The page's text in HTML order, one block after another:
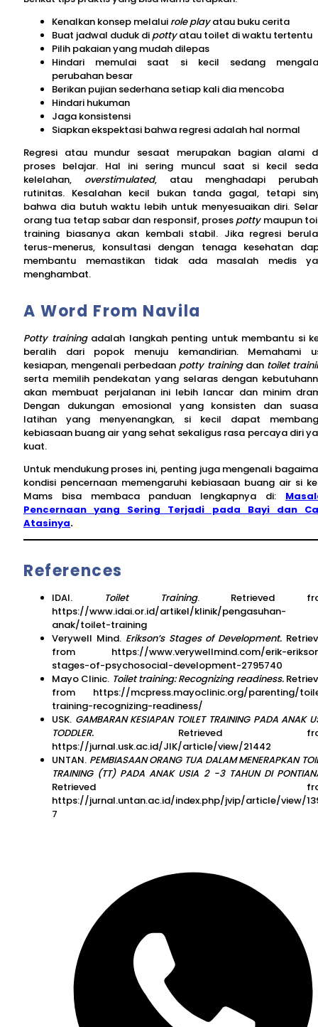
Kenalkan konsep melalui roleplayatau buku cerita
Buat jadwal duduk dipottyatau toilet di waktu tertentu
Pilih pakaian yang mudah dilepas
Hindari memulai saat si kecil sedang
perubahan besar
Berikan pujian sederhana setiap kali dia mencoba
Hindari hukuman
Jaga konsistensi
Siapkan ekspektasi bahwa regresi adalah hal normal
Regresi atau mundur sesaat merupakan bagian alami
proses belajar. Hal ini sering muncul saat si kecil
kelelahan, overstimulated, atau menghadapi
rutinitas. Kesalahan kecil bukan tanda gagal, tetapi
bahwa dia butuh waktu lebih untuk menyesuaikan diri.
orang tua tetap sabar dan responsif, prosespottymaupun
training biasanya akan kembali stabil. Jika regresi
terus-menerus, konsultasi dengan tenaga kesehatan
membantu memastikan tidak ada masalah medis
menghambat.
A Word From Navila
Potty training adalah langkah penting untuk membantu si
beralih dari popok menuju kemandirian. Memahami
kesiapan, mengenali perbedaanpotty trainingdan toilet
serta memilih pendekatan yang selaras dengan
akan membuat perjalanan ini lebih lancar dan minim
Dengan dukungan emosional yang konsisten dan
latihan yang menyenangkan, si kecil dapat
kebiasaan buang air yang sehat sekaligus rasa percaya diri
kuat.
Untuk mendukung proses ini, penting juga mengenali
kondisi pencernaan memengaruhi kebiasaan buang air si
Mams bisa membaca panduan lengkapnya di:
Pencernaan yang Sering Terjadi pada Bayi dan
Atasinya.
References
IDAI. Toilet Training. Retrieved
https://www.idai.or.id/artikel/klinik/pengasuhan-
anak/toilet-training
Verywell Mind. Erikson’s Stages of Development.
from https://www.verywellmind.com/erik-
stages-of-psychosocial-development-2795740
Mayo Clinic. Toilet training: Recognizing readiness.
from https://mcpress.mayoclinic.org/parenting/
training-recognizing-readiness/
USK. GAMBARAN KESIAPAN TOILET TRAINING PADA ANAK
TODDLER. Retrieved
https://jurnal.usk.ac.id/JIK/article/view/21442
UNTAN. PEMBIASAAN ORANG TUA DALAM MENERAPKAN
TRAINING (TT) PADA ANAK USIA 2 -3 TAHUN DI
Retrieved
https://jurnal.untan.ac.id/index.php/jvip/article/view/
7